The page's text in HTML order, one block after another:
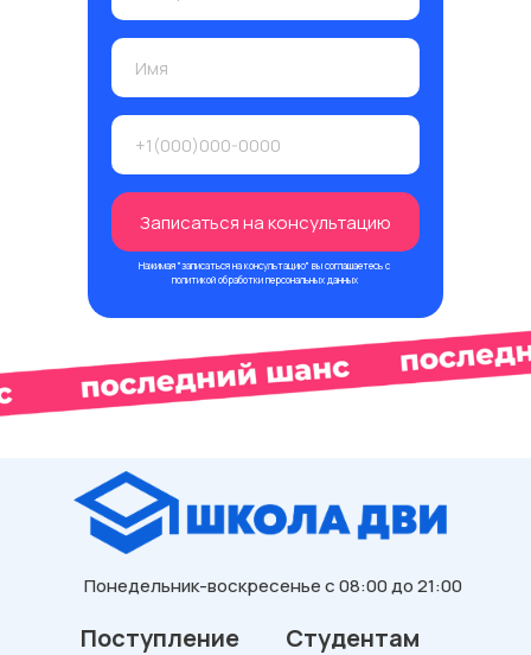
Нажимая "записаться на консультацию" вы соглашаетесь с
политикой обработки персональных данных
Записаться на консультацию
Поступление
Понедельник-воскресенье с 08:00 до 21:00
Студентам